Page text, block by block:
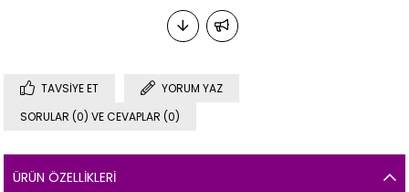
TAVSIYE ET
YORUM YAZ
SORULAR (0) VE CEVAPLAR (0)
ÜRÜN ÖZELLIKLERI